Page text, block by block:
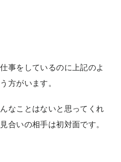
事をしているのに上記のよ
方がいます。
なことはないと思ってくれ
合いの相手は初対面です。